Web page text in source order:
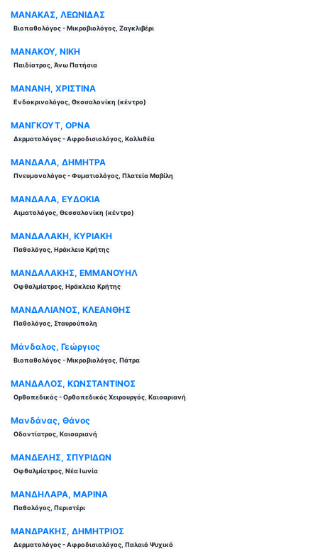
ΜΑΝΑΚΑΣ, ΛΕΩΝΙΔΑΣ
Βιοπαθολόγος - Μικροβιολόγος, Ζαγκλιβέρι
ΜΑΝΑΚΟΥ, ΝΙΚΗ
Παιδίατρος, Άνω Πατήσια
ΜΑΝΑΝΗ, ΧΡΙΣΤΙΝΑ
Ενδοκρινολόγος, Θεσσαλονίκη (κέντρο)
ΜΑΝΓΚΟΥΤ, ΟΡΝΑ
Δερματολόγος - Αφροδισιολόγος, Καλλιθέα
ΜΑΝΔΑΛΑ, ΔΗΜΗΤΡΑ
Πνευμονολόγος - Φυματιολόγος, Πλατεία Μαβίλη
ΜΑΝΔΑΛΑ, ΕΥΔΟΚΙΑ
Αιματολόγος, Θεσσαλονίκη (κέντρο)
ΜΑΝΔΑΛΑΚΗ, ΚΥΡΙΑΚΗ
Παθολόγος, Ηράκλειο Κρήτης
ΜΑΝΔΑΛΑΚΗΣ, ΕΜΜΑΝΟΥΗΛ
Οφθαλμίατρος, Ηράκλειο Κρήτης
ΜΑΝΔΑΛΙΑΝΟΣ, ΚΛΕΑΝΘΗΣ
Παθολόγος, Σταυρούπολη
Μάνδαλος, Γεώργιος
Βιοπαθολόγος - Μικροβιολόγος, Πάτρα
ΜΑΝΔΑΛΟΣ, ΚΩΝΣΤΑΝΤΙΝΟΣ
Ορθοπεδικός - Ορθοπεδικός Χειρουργός, Καισαριανή
Μανδάνας, Θάνος
Οδοντίατρος, Καισαριανή
ΜΑΝΔΕΛΗΣ, ΣΠΥΡΙΔΩΝ
Οφθαλμίατρος, Νέα Ιωνία
ΜΑΝΔΗΛΑΡΑ, ΜΑΡΙΝΑ
Παθολόγος, Περιστέρι
ΜΑΝΔΡΑΚΗΣ, ΔΗΜΗΤΡΙΟΣ
Δερματολόγος - Αφροδισιολόγος, Παλαιό Ψυχικό